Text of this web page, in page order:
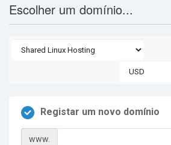
Área do Cliente
Estado da Rede
Afiliados
Escolher um domínio...
Registar um novo domínio
www.